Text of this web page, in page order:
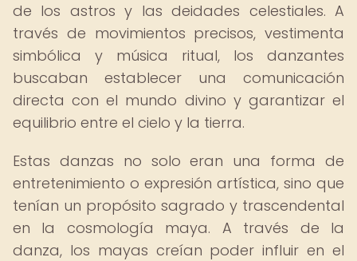
de los astros y las deidades celestiales. A
través de movimientos precisos, vestimenta
simbólica y música ritual, los danzantes
buscaban establecer una comunicación
directa con el mundo divino y garantizar el
equilibrio entre el cielo y la tierra.
Estas danzas no solo eran una forma de
entretenimiento o expresión artística, sino que
tenían un propósito sagrado y trascendental
en la cosmología maya. A través de la
danza, los mayas creían poder influir en el